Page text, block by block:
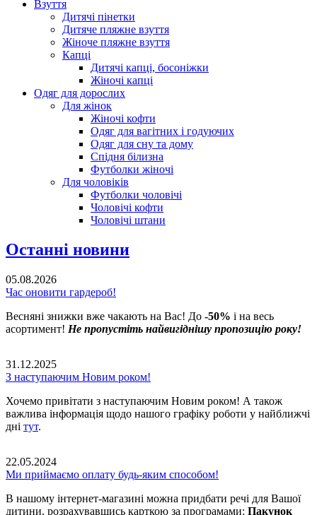
Взуття
Дитячі пінетки
Дитяче пляжне взуття
Жіноче пляжне взуття
Капці
Дитячі капці, босоніжки
Жіночі капці
Одяг для дорослих
Для жінок
Жіночі кофти
Одяг для вагітних і годуючих
Одяг для сну та дому
Спідня білизна
Футболки жіночі
Для чоловіків
Футболки чоловічі
Чоловічі кофти
Чоловічі штани
Останні новини
05.08.2026
Час оновити гардероб!
Весняні знижки вже чакають на Вас! До -50% і на весь
асортимент! Не пропустіть найвигіднішу пропозицію року!
31.12.2025
З наступаючим Новим роком!
Хочемо привітати з наступаючим Новим роком! А також
важлива інформація щодо нашого графіку роботи у найближчі
дні тут.
22.05.2024
Ми приймаємо оплату будь-яким способом!
В нашому інтернет-магазині можна придбати речі для Вашої
дитини, розрахувавшись карткою за програмами: Пакунок